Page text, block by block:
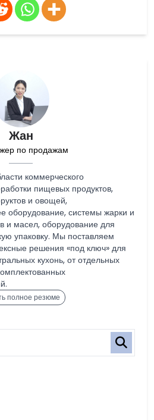
Жан
по продажам
коммерческого
пищевых продуктов,
и овощей,
оборудование, системы жарки и
и масел, оборудование для
упаковку. Мы поставляем
решения «под ключ» для
кухонь, от отдельных
полное резюме